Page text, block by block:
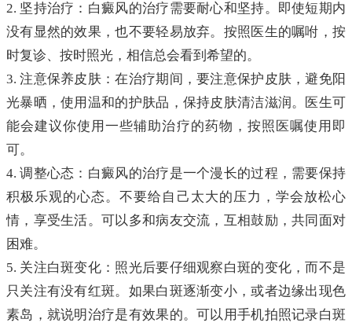
2. 坚持治疗：白癜风的治疗需要耐心和坚持。即使短期内
没有显然的效果，也不要轻易放弃。按照医生的嘱咐，按
时复诊、按时照光，相信总会看到希望的。
3. 注意保养皮肤：在治疗期间，要注意保护皮肤，避免阳
光暴晒，使用温和的护肤品，保持皮肤清洁滋润。医生可
能会建议你使用一些辅助治疗的药物，按照医嘱使用即
可。
4. 调整心态：白癜风的治疗是一个漫长的过程，需要保持
积极乐观的心态。不要给自己太大的压力，学会放松心
情，享受生活。可以多和病友交流，互相鼓励，共同面对
困难。
5. 关注白斑变化：照光后要仔细观察白斑的变化，而不是
只关注有没有红斑。如果白斑逐渐变小，或者边缘出现色
素岛，就说明治疗是有效果的。可以用手机拍照记录白斑